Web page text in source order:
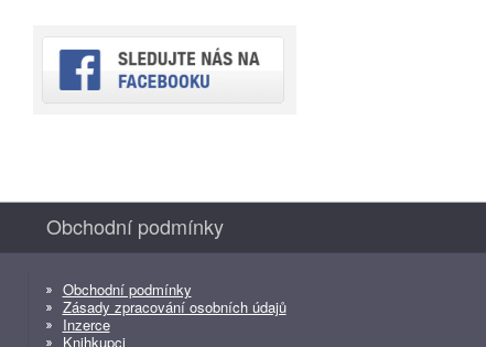
Obchodní podmínky
Obchodní podmínky
Zásady zpracování osobních údajů
Inzerce
Knihkupci